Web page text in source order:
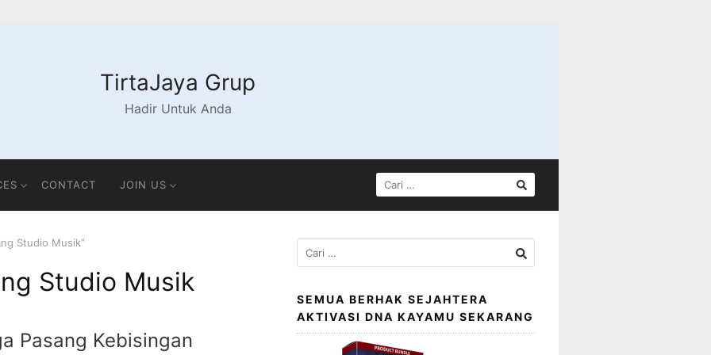
TirtaJaya Grup
Hadir Untuk Anda
CONTACT JOIN US
CARI
UNTUK:
Studio Musik”
Studio Musik
Pasang Kebisingan
Cari
untuk:
SEMUA BERHAK SEJAHTERA
AKTIVASI DNA KAYAMU SEKARANG